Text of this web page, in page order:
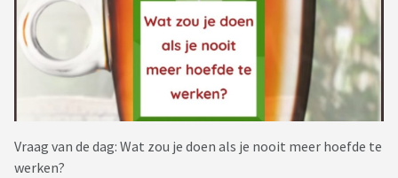
Vraag van de dag: Wat zou je doen als je nooit meer hoefde te
werken?